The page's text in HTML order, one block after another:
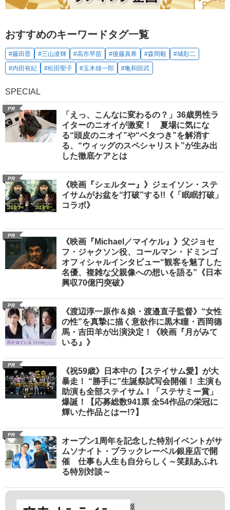
おすすめのキーワードタグ一覧
#藤田晋 #三山凌輝 #高市早苗 #後藤真希 #森岡毅
#城彰二
#内田有紀
#松田聖子 #玉木雄一郎 #亀和田武
SPECIAL
PR
「えっ、こんなに変わるの？」36歳男性ラ
イターのニオイが激変！ 夏場に気にな
る“頭皮のニオイ”や“ベタつき”を解消す
る、“ウィッグのスペシャリスト”が生み出
した徹底ケアとは
PR
《映画『シェルター』》ジェイソン・ステ
イサムがお盆を“打破”する!!《「眠眠打破」
コラボ》
PR
《映画『Michael／マイケル』》父ジョセ
フ・ジャクソン役、コールマン・ドミンゴ
オフィシャルインタビュー“観客を魅了した
名優、複雑な父親像への想いを語る”《日本
興収70億円突破》
PR
《渡辺淳一原作＆娘・渡邉直子監督》“女性
の性”を真摯に描く意欲作に黒木瞳・西岡德
馬・吉田羊が出演決定！《映画『月がみて
いる』》
PR
《祝59歳》日本中の【ステイサム愛】が大
暴走！ “勝手に”生誕祭試写会開催！ 主演も
助演も全部ステイサム！「ステサミー賞」
爆誕！【応募総数941票 全54作品の栄冠に
輝いた作品とはー!?】
PR
オープン1周年を記念した特別イベントがサ
ムソナイト・ブラックレーベル銀座店で開
催 仕事も人生も自分らしく～笑顔あふれ
る特別対談～